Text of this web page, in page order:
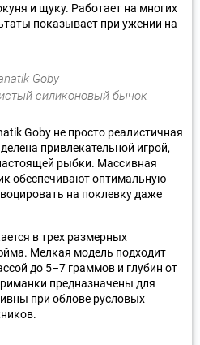
и щуку. Работает на многих
показывает при ужении на
силиконовый бычок
Goby не просто реалистичная
привлекательной игрой,
рыбки. Массивная
обеспечивают оптимальную
на поклевку даже
в трех размерных
Мелкая модель подходит
до 5–7 граммов и глубин от
предназначены для
при облове русловых